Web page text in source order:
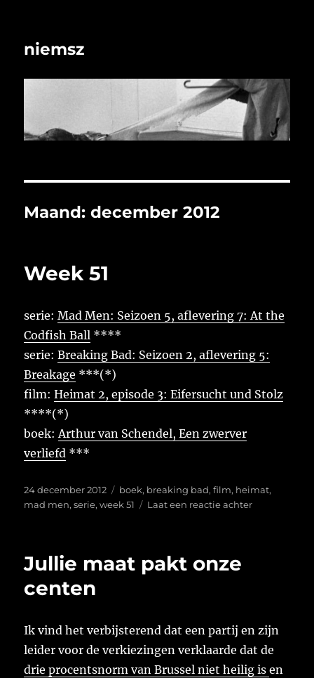
niemsz
Maand:december 2012
Week 51
serie:Mad Men: Seizoen 5, aflevering 7: At the
Codfish Ball ****
serie:Breaking Bad: Seizoen 2, aflevering 5:
Breakage ***(*)
film:Heimat 2, episode 3: Eifersucht und Stolz
****(*)
boek:Arthur van Schendel, Een zwerver
verliefd ***
Geplaatst
op
24 december 2012 Tags
boek, breaking bad,film, heimat,
mad men,serie,week 51 Laat een reactie achterop
Jullie maat pakt onze
centen
Ik vind het verbijsterend dat een partij en zijn
leider voor de verkiezingen verklaarde dat de
drie procentsnorm van Brussel niet heilig isen